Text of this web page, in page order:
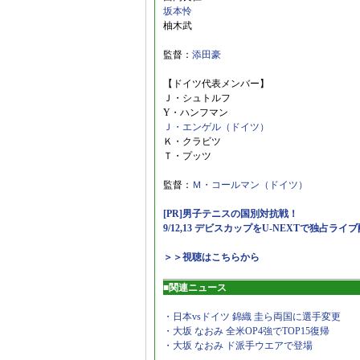
坂本怜
柚木武
監督： 添田豪
【ドイツ代表メンバー】
Ｊ・シュトルフ
Y・ハンフマン
Ｊ・エンゲル（ドイツ）
Ｋ・クラビツ
Ｔ・プッツ
監督： Ｍ・コールマン（ドイツ）
[PR]男子テニスの国別対抗戦！
9/12,13 デビスカップをU-NEXTで独占ライブ
＞＞視聴はこちらから
■関連ニュース
・日本vsドイツ 錦織 圭ら両国に選手変更
・大坂 なおみ 全米OP4強でTOP15復帰
・大坂 なおみ ド派手ウエアで登場